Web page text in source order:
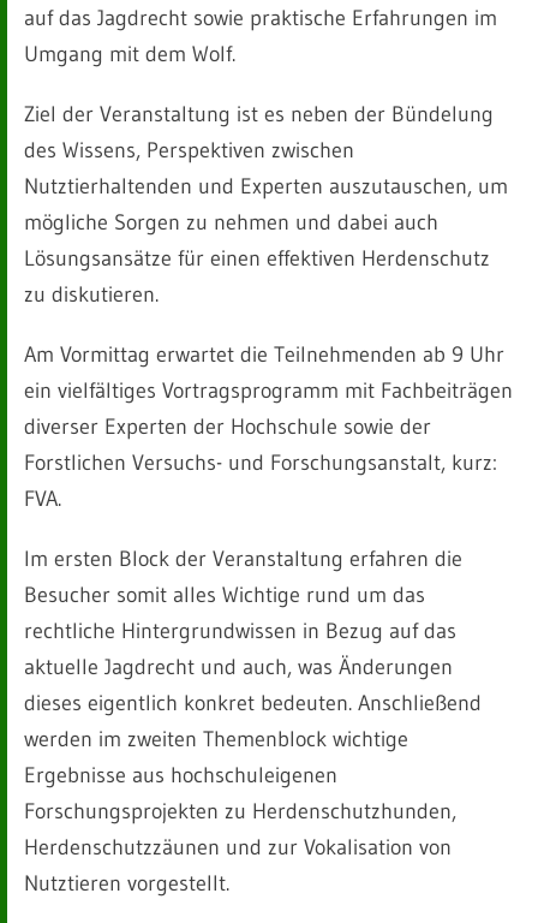
auf das Jagdrecht sowie praktische Erfahrungen im
Umgang mit dem Wolf.
Ziel der Veranstaltung ist es neben der Bündelung
des Wissens, Perspektiven zwischen
Nutztierhaltenden und Experten auszutauschen, um
mögliche Sorgen zu nehmen und dabei auch
Lösungsansätze für einen effektiven Herdenschutz
zu diskutieren.
Am Vormittag erwartet die Teilnehmenden ab 9 Uhr
ein vielfältiges Vortragsprogramm mit Fachbeiträgen
diverser Experten der Hochschule sowie der
Forstlichen Versuchs- und Forschungsanstalt, kurz:
FVA.
Im ersten Block der Veranstaltung erfahren die
Besucher somit alles Wichtige rund um das
rechtliche Hintergrundwissen in Bezug auf das
aktuelle Jagdrecht und auch, was Änderungen
dieses eigentlich konkret bedeuten. Anschließend
werden im zweiten Themenblock wichtige
Ergebnisse aus hochschuleigenen
Forschungsprojekten zu Herdenschutzhunden,
Herdenschutzzäunen und zur Vokalisation von
Nutztieren vorgestellt.